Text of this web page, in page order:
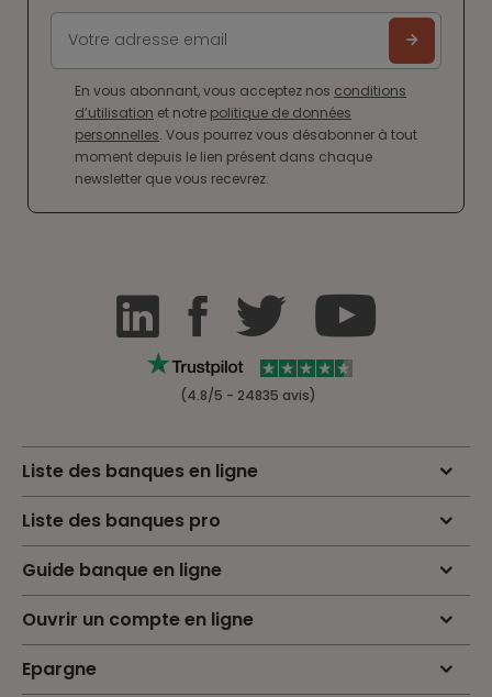
En vous abonnant, vous acceptez nos conditions
d’utilisation et notre politique de données
personnelles. Vous pourrez vous désabonner à tout
moment depuis le lien présent dans chaque
newsletter que vous recevrez.
(4.8/5 - 24835 avis)
Liste des banques en ligne
Liste des banques pro
Guide banque en ligne
Ouvrir un compte en ligne
Epargne